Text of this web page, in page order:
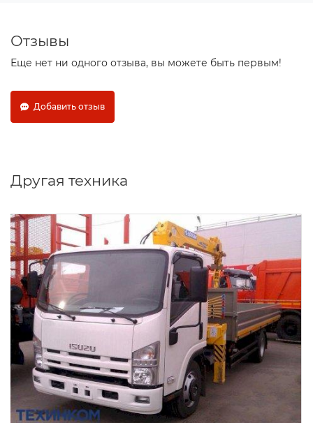
Отзывы
Еще нет ни одного отзыва, вы можете быть первым!
Добавить отзыв
Другая техника